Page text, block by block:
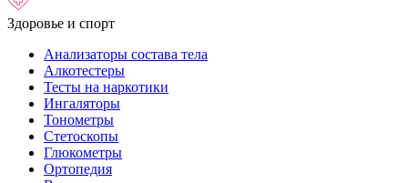
Здоровье и спорт
Анализаторы состава тела
Алкотестеры
Тесты на наркотики
Ингаляторы
Тонометры
Стетоскопы
Глюкометры
Ортопедия